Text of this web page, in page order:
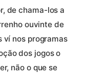
de chama-los a
ouvinte de
ví nos programas
dos jogos o
não o que se